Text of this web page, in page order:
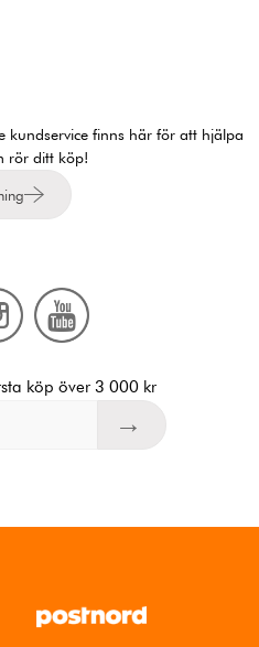
kundservice finns här för att hjälpa
rör ditt köp!
köp över 3 000 kr